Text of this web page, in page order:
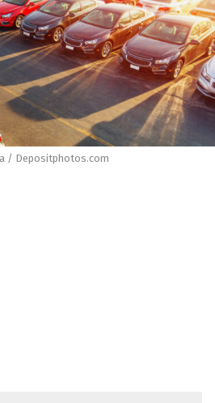
/ Depositphotos.com